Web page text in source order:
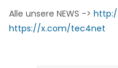
Alle unsere NEWS ->
https://x.com/tec4net